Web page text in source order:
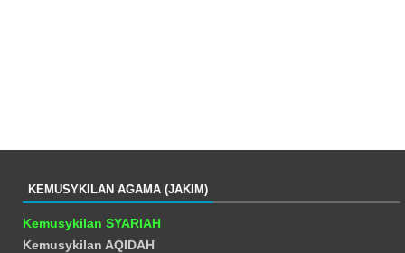
KEMUSYKILAN AGAMA (JAKIM)
Kemusykilan SYARIAH
Kemusykilan AQIDAH